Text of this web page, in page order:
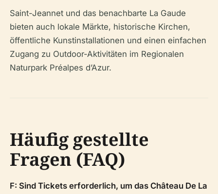
Saint-Jeannet und das benachbarte La Gaude
bieten auch lokale Märkte, historische Kirchen,
öffentliche Kunstinstallationen und einen einfachen
Zugang zu Outdoor-Aktivitäten im Regionalen
Naturpark Préalpes d’Azur.
Häufig gestellte
Fragen (FAQ)
F: Sind Tickets erforderlich, um das Château De La